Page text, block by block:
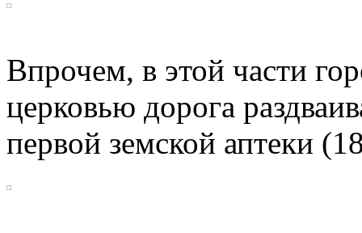
Впрочем, в этой части
церковью дорога
первой земской аптеки